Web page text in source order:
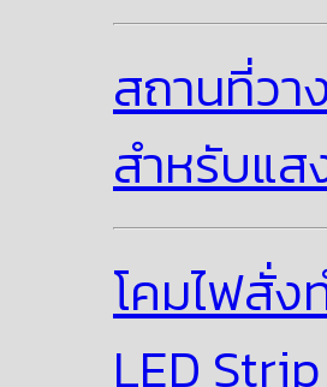
สถานที่ว
สําหรับแ
โคมไฟสั่ง
LED